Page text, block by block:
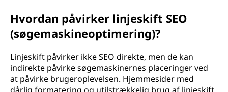
Hvordan påvirker linjeskift SEO
(søgemaskineoptimering)?
Linjeskift påvirker ikke SEO direkte, men de kan
indirekte påvirke søgemaskinernes placeringer ved
at påvirke brugeroplevelsen. Hjemmesider med